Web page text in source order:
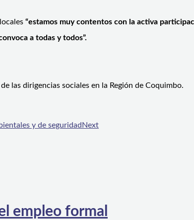
“estamos muy contentos con la activa
a todas y todos”.
las dirigencias sociales en la Región de Coquimbo.
y de seguridad Next
empleo formal